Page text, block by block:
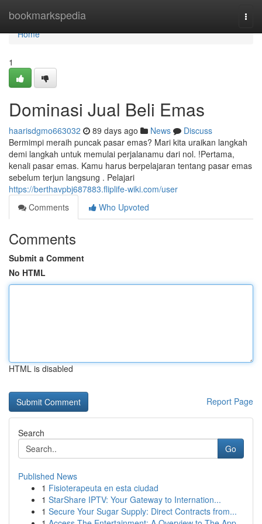
bookmarkspedia
Home
Home
1
Dominasi Jual Beli Emas
haarisdgmo663032 89 days ago News
Discuss
Bermimpi meraih puncak pasar emas? Mari kita uraikan langkah
demi langkah untuk memulai perjalanamu dari nol. !Pertama,
kenali pasar emas. Kamu harus berpelajaran tentang pasar emas
sebelum terjun langsung . Pelajari
https://berthavpbj687883.fliplife-wiki.com/user
Comments
Who Upvoted
Comments
Submit a Comment
No HTML
HTML is disabled
Report Page
Search
Go
Published News
1 Fisioterapeuta en esta ciudad
1 StarShare IPTV: Your Gateway to Internation...
1 Secure Your Sugar Supply: Direct Contracts from...